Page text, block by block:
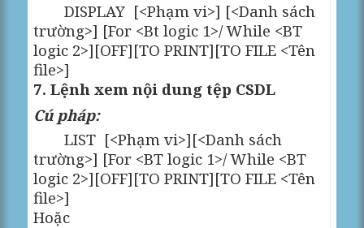
DISPLAY [<Phạm vi>] [<Danh sách
trường>] [For <Bt logic 1>/ While <BT
logic 2>][OFF][TO PRINT][TO FILE <Tên
file>]
7. Lệnh xem nội dung tệp CSDL
Cú pháp:
LIST [<Phạm vi>][<Danh sách
trường>] [For <BT logic 1>/ While <BT
logic 2>][OFF][TO PRINT][TO FILE <Tên
file>]
Hoặc